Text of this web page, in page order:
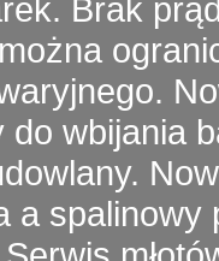
Brak
wbijania
a spalinowy